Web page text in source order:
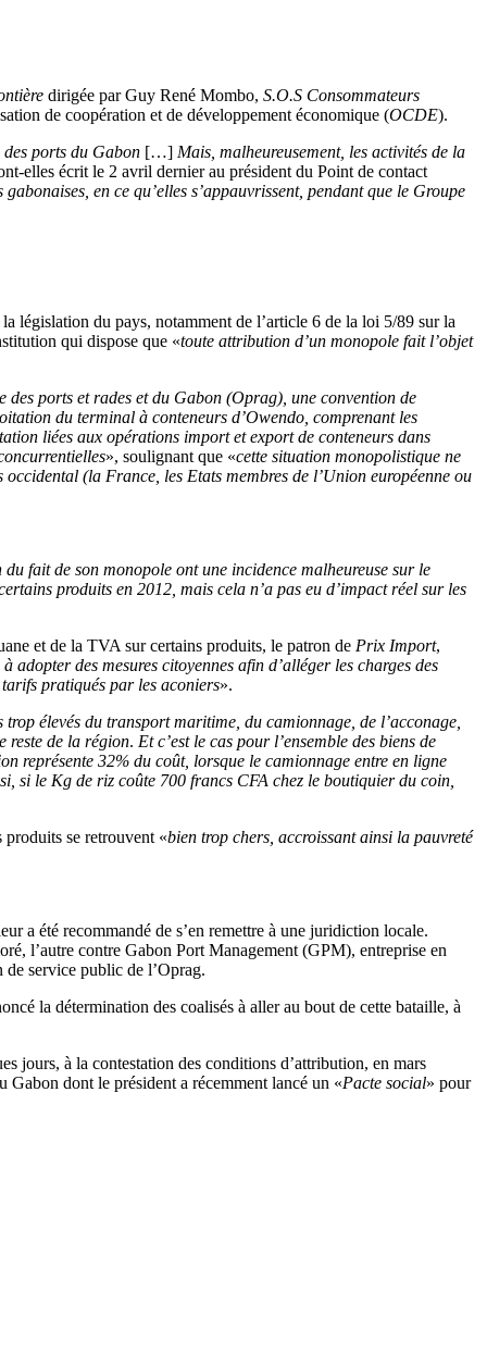
dirigée par Guy René Mombo, S.O.S Consommateurs
de coopération et de développement économique (OCDE).
ports du Gabon […] Mais, malheureusement, les activités de la
elles écrit le 2 avril dernier au président du Point de contact
en ce qu’elles s’appauvrissent, pendant que le Groupe
législation du pays, notamment de l’article 6 de la loi 5/89 sur la
qui dispose que «toute attribution d’un monopole fait l’objet
ports et rades et du Gabon (Oprag), une convention de
du terminal à conteneurs d’Owendo, comprenant les
liées aux opérations import et export de conteneurs dans
», soulignant que «cette situation monopolistique ne
occidental (la France, les Etats membres de l’Union européenne ou
fait de son monopole ont une incidence malheureuse sur le
produits en 2012, mais cela n’a pas eu d’impact réel sur les
et de la TVA sur certains produits, le patron de Prix Import,
des mesures citoyennes afin d’alléger les charges des
pratiqués par les aconiers».
trop élevés du transport maritime, du camionnage, de l’acconage,
reste de la région. Et c’est le cas pour l’ensemble des biens de
représente 32% du coût, lorsque le camionnage entre en ligne
si le Kg de riz coûte 700 francs CFA chez le boutiquier du coin,
se retrouvent «bien trop chers, accroissant ainsi la pauvreté
a été recommandé de s’en remettre à une juridiction locale.
l’autre contre Gabon Port Management (GPM), entreprise en
de service public de l’Oprag.
la détermination des coalisés à aller au bout de cette bataille, à
jours, à la contestation des conditions d’attribution, en mars
Gabon dont le président a récemment lancé un «Pacte social» pour